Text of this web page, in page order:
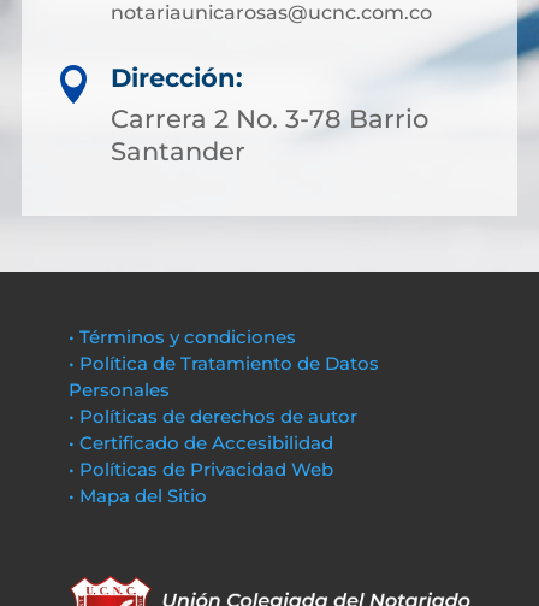
notariaunicarosas@ucnc.com.co

Dirección:
Carrera 2 No. 3-78 Barrio
Santander
• Términos y condiciones
• Política de Tratamiento de Datos
Personales
• Políticas de derechos de autor
• Certificado de Accesibilidad
• Políticas de Privacidad Web
• Mapa del Sitio